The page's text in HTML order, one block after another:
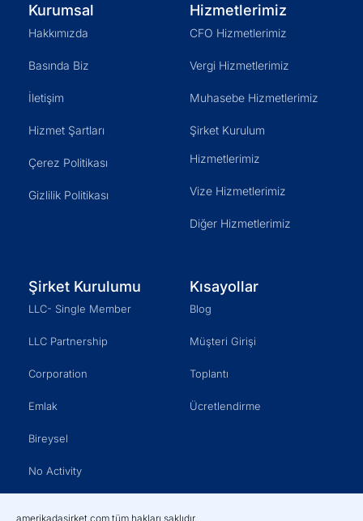
Kurumsal
Hakkımızda
Basında Biz
İletişim
Hizmet Şartları
Çerez Politikası
Gizlilik Politikası
Hizmetlerimiz
CFO Hizmetlerimiz
Vergi Hizmetlerimiz
Muhasebe Hizmetlerimiz
Şirket Kurulum
Hizmetlerimiz
Vize Hizmetlerimiz
Diğer Hizmetlerimiz
Şirket Kurulumu
LLC- Single Member
LLC Partnership
Corporation
Emlak
Bireysel
No Activity
Kısayollar
Blog
Müşteri Girişi
Toplantı
Ücretlendirme
amerikadasirket.com tüm hakları saklıdır.